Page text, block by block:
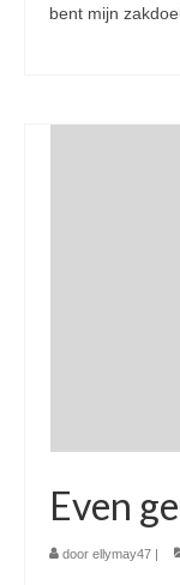
bent mijn
Even
door ellymay47